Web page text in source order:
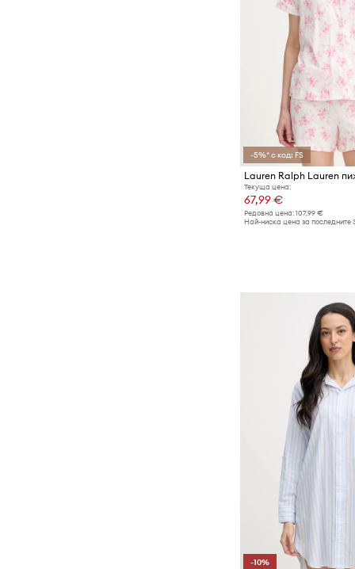
-5%* с код: FS
Текуща цена:
67,99 €
Редовна цена: 107,99 €
Най-ниска цена за последните
-10%